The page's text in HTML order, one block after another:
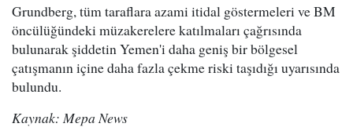
Grundberg, tüm taraflara azami itidal göstermeleri ve BM
öncülüğündeki müzakerelere katılmaları çağrısında
bulunarak şiddetin Yemen'i daha geniş bir bölgesel
çatışmanın içine daha fazla çekme riski taşıdığı uyarısında
bulundu.
Kaynak: Mepa News